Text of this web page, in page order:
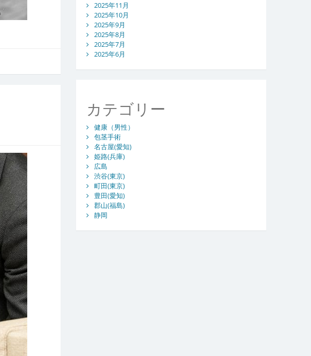
2025年11月
2025年10月
2025年9月
2025年8月
2025年7月
2025年6月
カテゴリー
健康（男性）
包茎手術
名古屋(愛知)
姫路(兵庫)
広島
渋谷(東京)
町田(東京)
豊田(愛知)
郡山(福島)
静岡